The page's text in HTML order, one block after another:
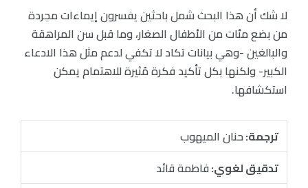
لا شك أن هذا البحث شمل باحثين يفسرون إيماءات مجردة
من بضع مئات من الأطفال الصغار، وما قبل سن المراهقة
والبالغين -وهي بيانات تكاد لا تكفي لدعم مثل هذا الادعاء
الكبير- ولكنها بكل تأكيد فكرة مُثيرة للاهتمام يمكن
استكشافها.
ترجمة:حنان الميهوب
تدقيق لغوي:فاطمة قائد